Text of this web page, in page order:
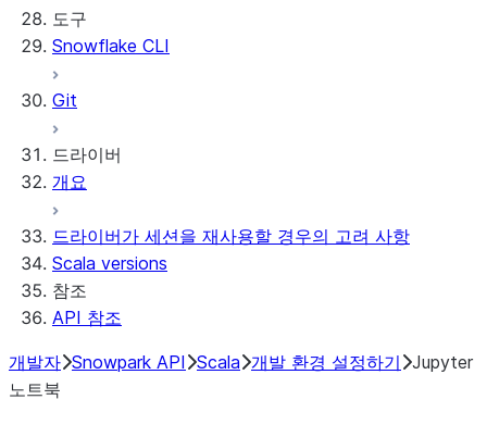
Secrets and configuration
Row access policies
도구
Snowflake CLI
Git
드라이버
개요
드라이버가 세션을 재사용할 경우의 고려 사항
Scala versions
참조
API 참조
개발자 Snowpark API Scala 개발 환경 설정하기 Jupyter
노트북